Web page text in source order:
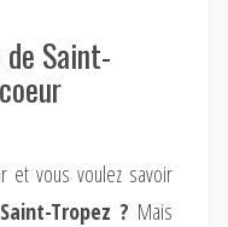
Saint-
et vous voulez savoir
Tropez ? Mais